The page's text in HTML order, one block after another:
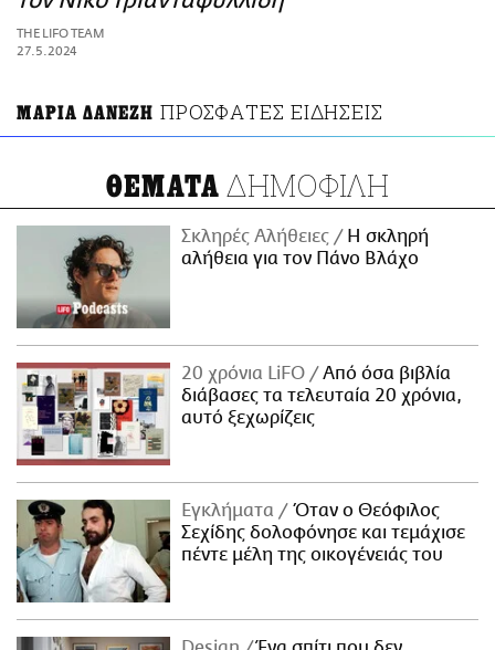
ΑΜΠΑ
PRINT
THE LIFO TEAM
27.5.2024
ΜΑΡΙΑ ΔΑΝΕΖΗ ΠΡΟΣΦΑΤΕΣ ΕΙΔΗΣΕΙΣ
ΘΕΜΑΤΑ ΔΗΜΟΦΙΛΗ
Σκληρές Αλήθειες
H σκληρή
αλήθεια για τον Πάνο Βλάχο
20 χρόνια LiFO
Από όσα βιβλία
διάβασες τα τελευταία 20 χρόνια,
αυτό ξεχωρίζεις
Εγκλήματα
Όταν ο Θεόφιλος
Σεχίδης δολοφόνησε και τεμάχισε
πέντε μέλη της οικογένειάς του